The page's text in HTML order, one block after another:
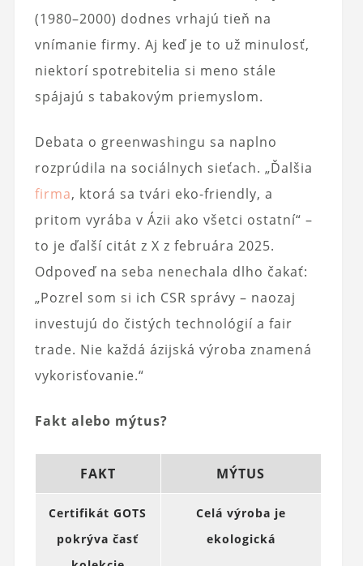
(1980–2000) dodnes vrhajú tieň na
vnímanie firmy. Aj keď je to už minulosť,
niektorí spotrebitelia si meno stále
spájajú s tabakovým priemyslom.
Debata o greenwashingu sa naplno
rozprúdila na sociálnych sieťach. „Ďalšia
firma, ktorá sa tvári eko-friendly, a
pritom vyrába v Ázii ako všetci ostatní“ –
to je ďalší citát z X z februára 2025.
Odpoveď na seba nenechala dlho čakať:
„Pozrel som si ich CSR správy – naozaj
investujú do čistých technológií a fair
trade. Nie každá ázijská výroba znamená
vykorisťovanie.“
Fakt alebo mýtus?
FAKT MÝTUS
Certifikát GOTS
pokrýva časť
Celá výroba je
ekologická